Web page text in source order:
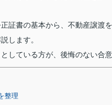
証書の基本から、不動産譲渡
します。
している方が、後悔のない合
整理